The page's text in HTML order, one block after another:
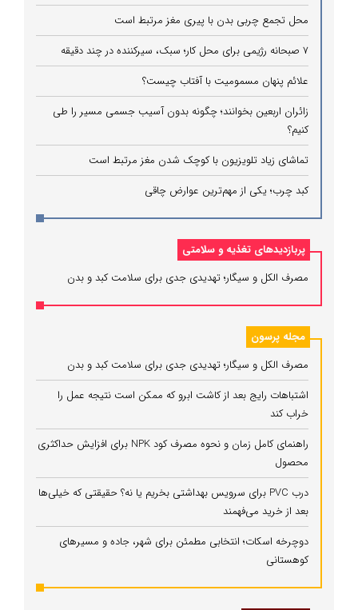
محل تجمع چربی بدن با پیری مغز مرتبط است
۷ صبحانه رژیمی برای محل کار؛ سبک، سیرکننده در چند دقیقه
علائم پنهان مسمومیت با آفتاب چیست؟
زائران اربعین بخوانند؛ چگونه بدون آسیب جسمی مسیر را طی
کنیم؟
تماشای زیاد تلویزیون با کوچک شدن مغز مرتبط است
کبد چرب؛ یکی از مهم‌ترین عوارض چاقی
پربازدیدهای تغذیه و سلامتی
مصرف الکل و سیگار؛ تهدیدی جدی برای سلامت کبد و بدن
مجله پرسون
مصرف الکل و سیگار؛ تهدیدی جدی برای سلامت کبد و بدن
اشتباهات رایج بعد از کاشت ابرو که ممکن است نتیجه عمل را
خراب کند
راهنمای کامل زمان و نحوه مصرف کود NPK برای افزایش حداکثری
محصول
درب PVC برای سرویس بهداشتی بخریم یا نه؟ حقیقتی که خیلی‌ها
بعد از خرید می‌فهمند
دوچرخه اسکات؛ انتخابی مطمئن برای شهر، جاده و مسیرهای
کوهستانی